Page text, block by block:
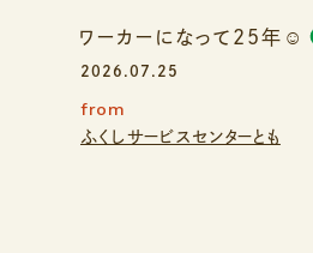
ワーカーになって25年☺️
2026.07.25
from
ふくしサービスセンターとも